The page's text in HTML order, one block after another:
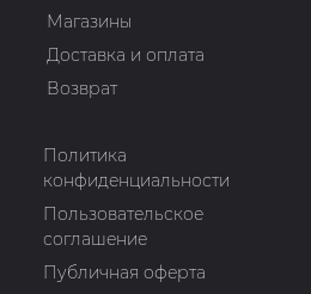
Магазины
Доставка и оплата
Возврат
Политика
конфиденциальности
Пользовательское
соглашение
Публичная оферта